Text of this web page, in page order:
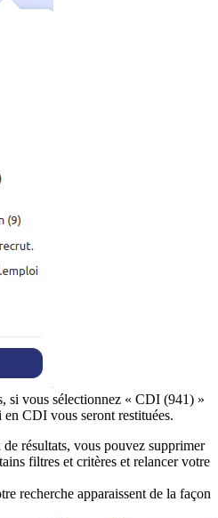
si vous sélectionnez « CDI (941) »
CDI vous seront restituées.
résultats, vous pouvez supprimer
filtres et critères et relancer votre
recherche apparaissent de la façon